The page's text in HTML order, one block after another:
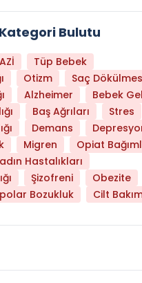
Kategori Bulutu
Tüp Bebek
Otizm
Saç
Alzheimer
Bebek
Baş Ağrıları
Stres
Demans
Migren
Opiat
Hastalıkları
Şizofreni
Obezite
Bozukluk Cilt